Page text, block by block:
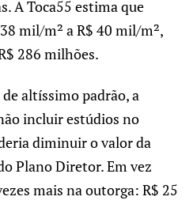
A Toca55 estima que
mil/m² a R$ 40 mil/m²,
286 milhões.
altíssimo padrão, a
incluir estúdios no
diminuir o valor da
Plano Diretor. Em vez
mais na outorga: R$ 25